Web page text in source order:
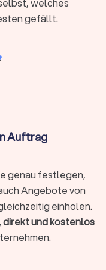
Tapezieren
in
des passenden
um den besten
Malerarbeit sollten
gefällt.
Auftrag
genau festlegen,
Angebote von
einholen.
direkt und kostenlos